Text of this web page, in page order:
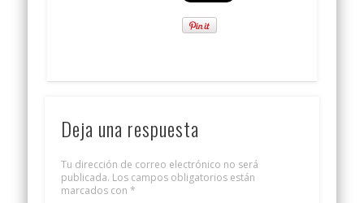
Deja una respuesta
Tu dirección de correo electrónico no será
publicada. Los campos obligatorios están
marcados con *